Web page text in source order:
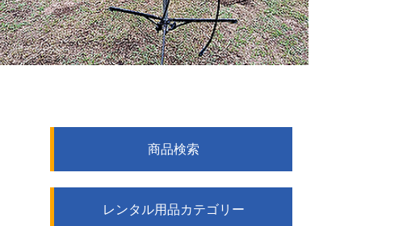
商品検索
レンタル用品カテゴリー